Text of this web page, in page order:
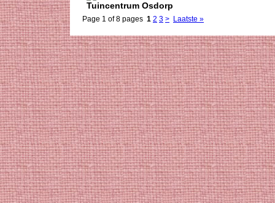
Tuincentrum Osdorp
Page 1 of 8 pages 1 2 3 > Laatste »